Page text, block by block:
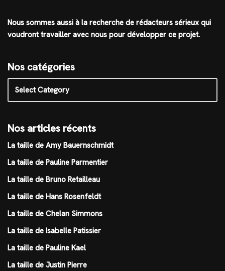
Nous sommes aussi à la recherche de rédacteurs sérieux qui
voudront travailler avec nous pour développer ce projet.
Nos catégories
Nos articles récents
La taille de Amy Bauernschmidt
La taille de Pauline Parmentier
La taille de Bruno Retailleau
La taille de Hans Rosenfeldt
La taille de Chelan Simmons
La taille de Isabelle Patissier
La taille de Pauline Kael
La taille de Justin Pierre